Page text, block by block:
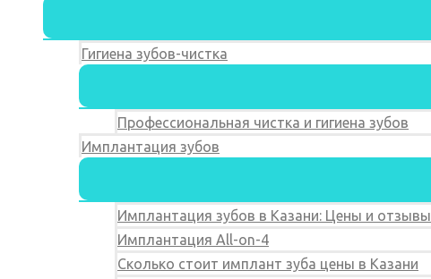
Гигиена зубов-чистка
Профессиональная чистка и гигиена зубов
Имплантация зубов
Имплантация зубов в Казани: Цены и отзывы
Имплантация All-on-4
Сколько стоит имплант зуба цены в Казани